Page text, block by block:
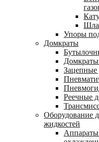
Упоры
Домкраты
Зацепные
Реечные
Оборудование
жидкостей